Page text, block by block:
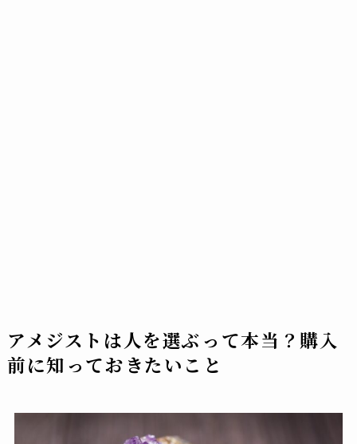
アメジストは人を選ぶって本当？購入
前に知っておきたいこと